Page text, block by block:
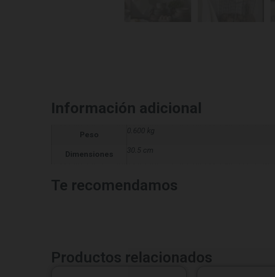
Información adicional
Dimensiones 30.5 cm
Te recomendamos
Productos relacionados